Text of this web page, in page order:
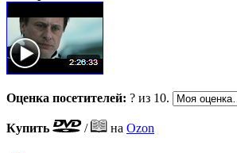
Оценка посетителей: ? из 10.
Купить / на Ozon